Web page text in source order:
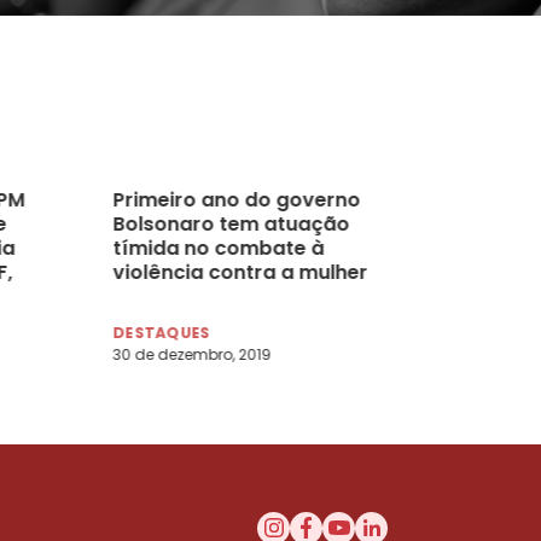
Primeiro ano do governo
Bolsonaro tem atuação
tímida no combate à
violência contra a mulher
DESTAQUES
30 de dezembro, 2019